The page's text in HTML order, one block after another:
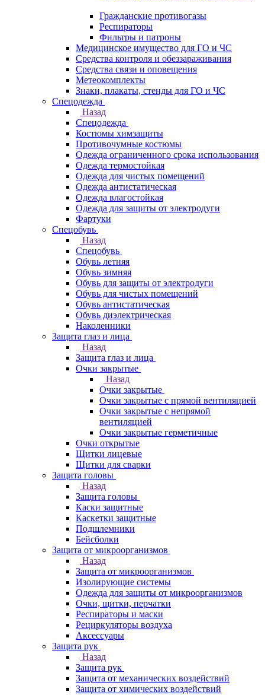
Гражданские противогазы
Респираторы
Фильтры и патроны
Медицинское имущество для ГО и ЧС
Средства контроля и обеззараживания
Средства связи и оповещения
Метеокомплекты
Знаки, плакаты, стенды для ГО и ЧС
Спецодежда
Назад
Спецодежда
Костюмы химзащиты
Противочумные костюмы
Одежда ограниченного срока использования
Одежда термостойкая
Одежда для чистых помещений
Одежда антистатическая
Одежда влагостойкая
Одежда для защиты от электродуги
Фартуки
Спецобувь
Назад
Спецобувь
Обувь летняя
Обувь зимняя
Обувь для защиты от электродуги
Обувь для чистых помещений
Обувь антистатическая
Обувь диэлектрическая
Наколенники
Защита глаз и лица
Назад
Защита глаз и лица
Очки закрытые
Назад
Очки закрытые
Очки закрытые с прямой вентиляцией
Очки закрытые с непрямой
вентиляцией
Очки закрытые герметичные
Очки открытые
Щитки лицевые
Щитки для сварки
Защита головы
Назад
Защита головы
Каски защитные
Каскетки защитные
Подшлемники
Бейсболки
Защита от микроорганизмов
Назад
Защита от микроорганизмов
Изолирующие системы
Одежда для защиты от микроорганизмов
Очки, щитки, перчатки
Респираторы и маски
Рециркуляторы воздуха
Аксессуары
Защита рук
Назад
Защита рук
Защита от механических воздействий
Защита от химических воздействий